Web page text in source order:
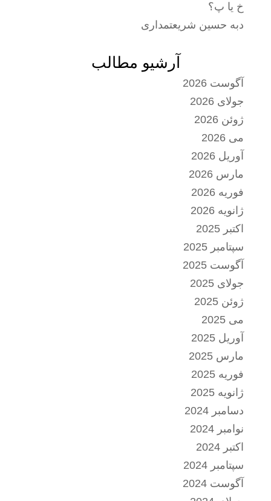
خ یا پ؟
دبه حسین شریعتمداری
آرشیو مطالب
آگوست 2026
جولای 2026
ژوئن 2026
می 2026
آوریل 2026
مارس 2026
فوریه 2026
ژانویه 2026
اکتبر 2025
سپتامبر 2025
آگوست 2025
جولای 2025
ژوئن 2025
می 2025
آوریل 2025
مارس 2025
فوریه 2025
ژانویه 2025
دسامبر 2024
نوامبر 2024
اکتبر 2024
سپتامبر 2024
آگوست 2024